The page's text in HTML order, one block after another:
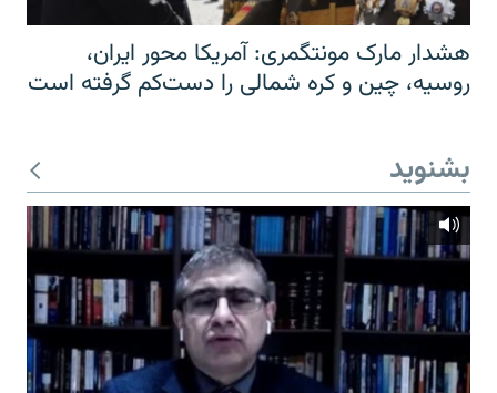
هشدار مارک مونتگمری: آمریکا محور ایران،
روسیه، چین و کره شمالی را دست‌کم گرفته است
بشنوید